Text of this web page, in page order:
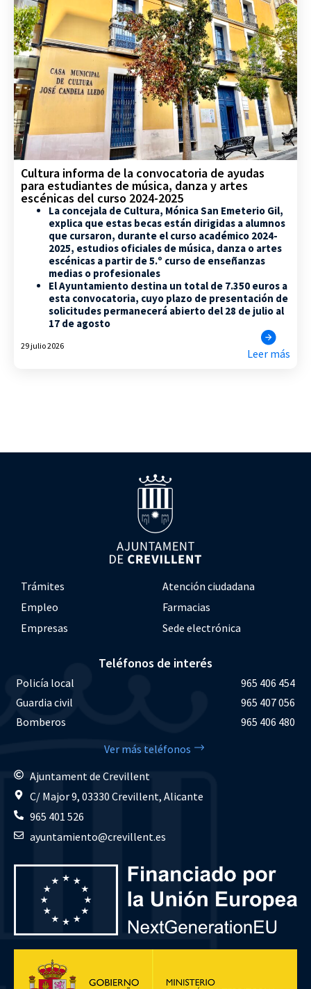
Cultura informa de la convocatoria de ayudas
para estudiantes de música, danza y artes
escénicas del curso 2024-2025
La concejala de Cultura, Mónica San Emeterio Gil,
explica que estas becas están dirigidas a alumnos
que cursaron, durante el curso académico 2024-
2025, estudios oficiales de música, danza o artes
escénicas a partir de 5.º curso de enseñanzas
medias o profesionales
El Ayuntamiento destina un total de 7.350 euros a
esta convocatoria, cuyo plazo de presentación de
solicitudes permanecerá abierto del 28 de julio al
17 de agosto
29 julio 2026
Leer más
Trámites
Atención ciudadana
Empleo
Farmacias
Empresas
Sede electrónica
Teléfonos de interés
Policía local
965 406 454
Guardia civil
965 407 056
Bomberos
965 406 480
Ver más teléfonos
Ajuntament de Crevillent
C/ Major 9, 03330 Crevillent, Alicante
965 401 526
ayuntamiento@crevillent.es